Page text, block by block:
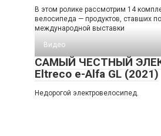
В этом ролике рассмотрим 14
велосипеда — продуктов, ставших
международной выставки
Видео
САМЫЙ ЧЕСТНЫЙ
Eltreco e-Alfa GL (2021)
Недорогой электровелосипед.